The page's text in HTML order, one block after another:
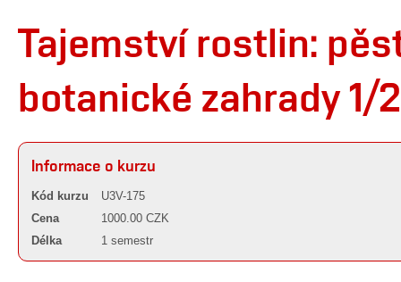
Tajemství rostlin:
botanické zahrady 1/2
Informace o kurzu
Kód kurzu
U3V-175
Cena
1000.00 CZK
Délka
1 semestr